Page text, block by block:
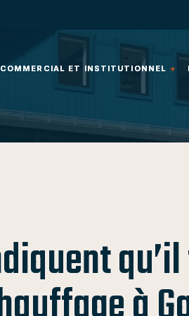
COMMERCIAL ET INSTITUTIONNEL
COMMERCIAL ET INSTITUTIONNEL